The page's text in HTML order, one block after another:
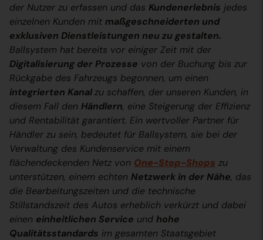
der Nutzer zu erfassen und das Kundenerlebnis jedes
einzelnen Kunden mit maßgeschneiderten und
exklusiven Dienstleistungen neu zu gestalten.
Ballsystem hat bereits vor einiger Zeit mit der
Digitalisierung der Prozesse von der Buchung bis zur
Rückgabe des Fahrzeugs begonnen, um einen
integrierten Kanalzu schaffen, der unseren Kunden, in
diesem Fall den Händlern, eine Steigerung der Effizienz
und Rentabilität garantiert. Ein wertvoller Partner für
Händler zu sein, bedeutet für Ballsystem, sie bei der
Verwaltung des Kundenservice mit einem
flächendeckenden Netz von One-Stop-Shops zu
unterstützen, einem echten Netzwerk in der Nähe, das
die Bearbeitungszeiten und die technische
Stillstandszeit des Autos erheblich verkürzt und dabei
einen einheitlichen Service und hohe
Qualitätsstandards im gesamten Staatsgebiet